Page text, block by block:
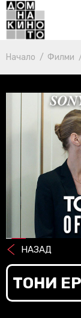
Начало Филми
НАЗАД
ТОНИ